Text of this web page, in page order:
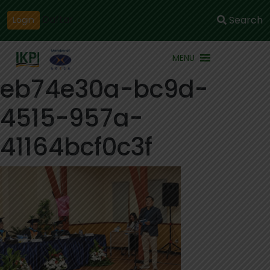
Login Search
MENU
eb74e30a-bc9d-
4515-957a-
41164bcf0c3f